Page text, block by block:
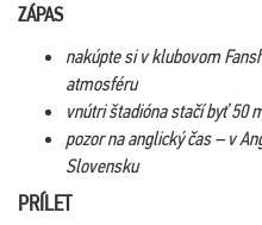
ZÁPAS
nakúpte si v klubovom
atmosféru
vnútri štadióna stačí byť 50
pozor na anglický čas – v
Slovensku
PRÍLET